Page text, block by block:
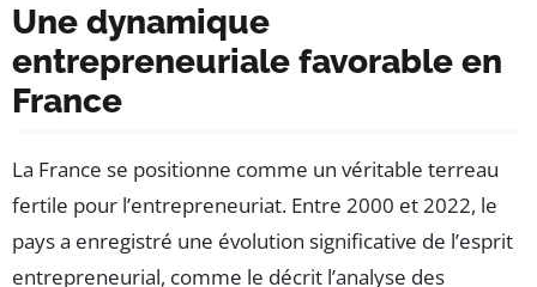
Une dynamique
entrepreneuriale favorable en
France
La France se positionne comme un véritable terreau
fertile pour l’entrepreneuriat. Entre 2000 et 2022, le
pays a enregistré une évolution significative de l’esprit
entrepreneurial, comme le décrit l’analyse des